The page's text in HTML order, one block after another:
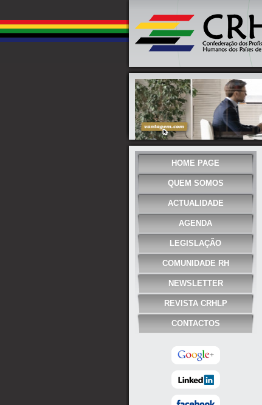
HOME PAGE
QUEM SOMOS
ACTUALIDADE
AGENDA
LEGISLAÇÃO
COMUNIDADE RH
NEWSLETTER
REVISTA CRHLP
CONTACTOS